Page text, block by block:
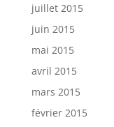
juillet 2015
juin 2015
mai 2015
avril 2015
mars 2015
février 2015